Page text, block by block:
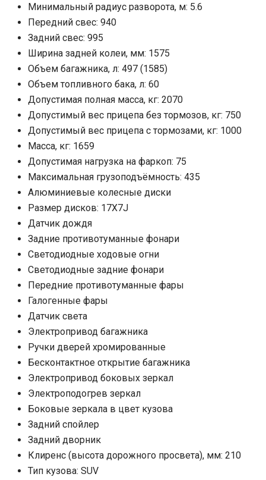
Минимальный радиус разворота, м: 5.6
Передний свес: 940
Задний свес: 995
Ширина задней колеи, мм: 1575
Объем багажника, л: 497 (1585)
Объем топливного бака, л: 60
Допустимая полная масса, кг: 2070
Допустимый вес прицепа без тормозов, кг: 750
Допустимый вес прицепа с тормозами, кг: 1000
Масса, кг: 1659
Допустимая нагрузка на фаркоп: 75
Максимальная грузоподъёмность: 435
Алюминиевые колесные диски
Размер дисков: 17X7J
Датчик дождя
Задние противотуманные фонари
Светодиодные ходовые огни
Cветодиодные задние фонари
Передние противотуманные фары
Галогенные фары
Датчик света
Электропривод багажника
Ручки дверей хромированные
Бесконтактное открытие багажника
Электропривод боковых зеркал
Электроподогрев зеркал
Боковые зеркала в цвет кузова
Задний спойлер
Задний дворник
Клиренс (высота дорожного просвета), мм: 210
Тип кузова: SUV